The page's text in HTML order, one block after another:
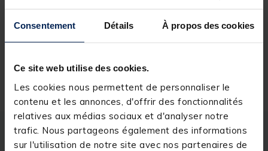
Consentement Détails À propos des cookies
Ce site web utilise des cookies.
Les cookies nous permettent de personnaliser le
contenu et les annonces, d'offrir des fonctionnalités
relatives aux médias sociaux et d'analyser notre
trafic. Nous partageons également des informations
sur l'utilisation de notre site avec nos partenaires de
Livraison gratuite en point relais et magasin
Retour gratuit, 1 mois pour changer d’avis
Description Spécifications